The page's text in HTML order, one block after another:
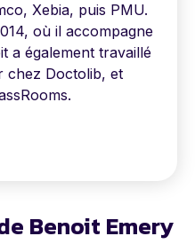
Xebia, puis PMU.
où il accompagne
a également travaillé
chez Doctolib, et
Benoit Emery